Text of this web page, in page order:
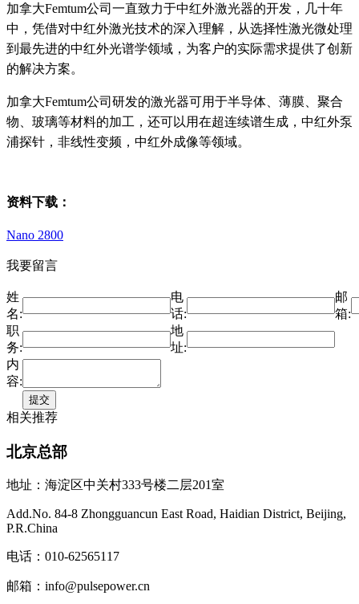
加拿大Femtum公司一直致力于中红外激光器的开发，几十年
中，凭借对中红外激光技术的深入理解，从选择性激光微处理
到最先进的中红外光谱学领域，为客户的实际需求提供了创新
的解决方案。
加拿大Femtum公司研发的激光器可用于半导体、薄膜、聚合
物、玻璃等材料的加工，还可以用在超连续谱生成，中红外泵
浦探针，非线性变频，中红外成像等领域。
资料下载：
Nano 2800
我要留言
姓
名:
电
话:
邮
箱:
职
务:
地
址:
内
容:
相关推荐
北京总部
地址：海淀区中关村333号楼二层201室
Add.No. 84-8 Zhongguancun East Road, Haidian District, Beijing,
P.R.China
电话：010-62565117
邮箱：info@pulsepower.cn